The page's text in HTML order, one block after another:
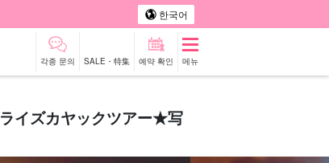
한국어
각종 문의 SALE・特集 예약 확인 메뉴
イズカヤックツアー★写